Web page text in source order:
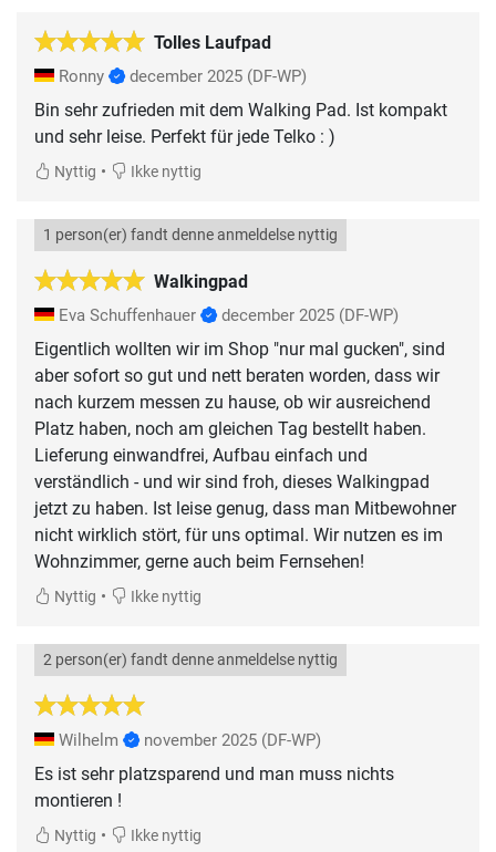
Tolles Laufpad
Ronny december 2025 (DF-WP)
Bin sehr zufrieden mit dem Walking Pad. Ist kompakt
und sehr leise. Perfekt für jede Telko : )
Nyttig • Ikke nyttig
Walkingpad
1 person(er) fandt denne anmeldelse nyttig
Eva Schuffenhauer december 2025 (DF-WP)
Eigentlich wollten wir im Shop "nur mal gucken", sind
aber sofort so gut und nett beraten worden, dass wir
nach kurzem messen zu hause, ob wir ausreichend
Platz haben, noch am gleichen Tag bestellt haben.
Lieferung einwandfrei, Aufbau einfach und
verständlich - und wir sind froh, dieses Walkingpad
jetzt zu haben. Ist leise genug, dass man Mitbewohner
nicht wirklich stört, für uns optimal. Wir nutzen es im
Wohnzimmer, gerne auch beim Fernsehen!
Nyttig • Ikke nyttig
2 person(er) fandt denne anmeldelse nyttig
Wilhelm november 2025 (DF-WP)
Es ist sehr platzsparend und man muss nichts
montieren !
Nyttig • Ikke nyttig